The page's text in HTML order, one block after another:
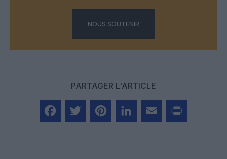
NOUS SOUTENIR
PARTAGER L'ARTICLE